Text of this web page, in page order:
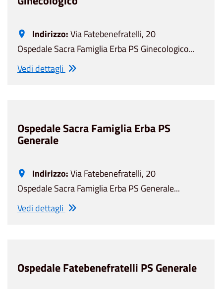
Indirizzo:Via Fatebenefratelli, 20
Ospedale Sacra Famiglia Erba PS Ginecologico...
Vedi dettagli
Ospedale Sacra Famiglia Erba PS
Generale
Indirizzo:Via Fatebenefratelli, 20
Ospedale Sacra Famiglia Erba PS Generale...
Vedi dettagli
Ospedale Fatebenefratelli PS Generale